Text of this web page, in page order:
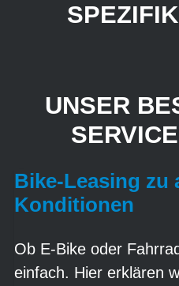
UNSER
Bike-Leasing zu
Konditionen
Ob E-Bike oder
einfach. Hier erklären